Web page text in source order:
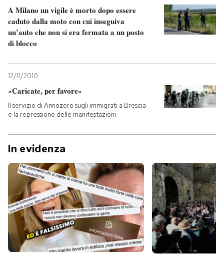
A Milano un vigile è morto dopo essere
caduto dalla moto con cui inseguiva
un’auto che non si era fermata a un posto
di blocco
12/11/2010
«Caricate, per favore»
Il servizio di Annozero sugli immigrati a Brescia
e la repressione delle manifestazioni
In evidenza